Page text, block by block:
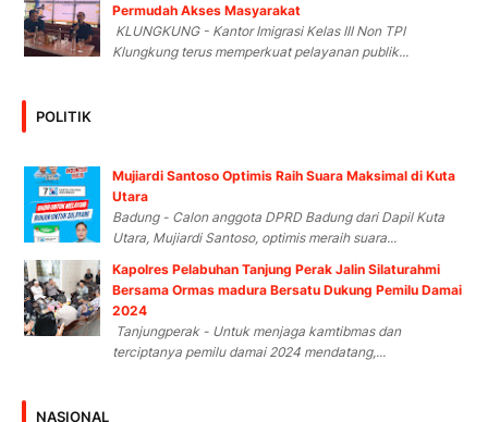
Permudah Akses Masyarakat
KLUNGKUNG - Kantor Imigrasi Kelas III Non TPI
Klungkung terus memperkuat pelayanan publik...
POLITIK
Mujiardi Santoso Optimis Raih Suara Maksimal di Kuta
Utara
Badung - Calon anggota DPRD Badung dari Dapil Kuta
Utara, Mujiardi Santoso, optimis meraih suara...
Kapolres Pelabuhan Tanjung Perak Jalin Silaturahmi
Bersama Ormas madura Bersatu Dukung Pemilu Damai
2024
Tanjungperak - Untuk menjaga kamtibmas dan
terciptanya pemilu damai 2024 mendatang,...
NASIONAL